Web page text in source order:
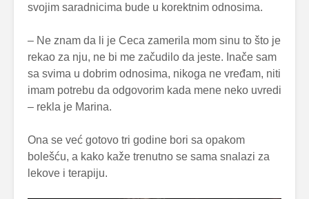
svojim saradnicima bude u korektnim odnosima.
– Ne znam da li je Ceca zamerila mom sinu to što je
rekao za nju, ne bi me začudilo da jeste. Inače sam
sa svima u dobrim odnosima, nikoga ne vređam, niti
imam potrebu da odgovorim kada mene neko uvredi
– rekla je Marina.
Ona se već gotovo tri godine bori sa opakom
bolešću, a kako kaže trenutno se sama snalazi za
lekove i terapiju.